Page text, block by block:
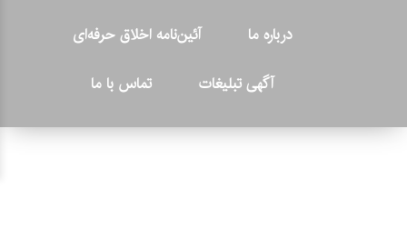
درباره ما
آئین‌نامه اخلاق حرفه‌ای
آگهی تبلیغات
تماس با ما